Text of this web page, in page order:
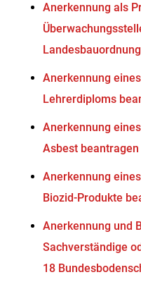
Anerkennung als
Landesbauordnung
Anerkennung
Lehrerdiploms
Anerkennung
Asbest beantragen
Anerkennung
Biozid-Produkte
Anerkennung und
Sachverständige
18